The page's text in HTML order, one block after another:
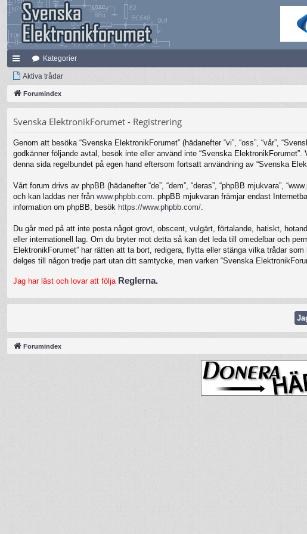
na
bb
ar
Kategorier
Aktiva trådar
Forumindex
Svenska ElektronikForumet - Registrering
Genom att besöka “Svenska ElektronikForumet” (hädanefter “vi”, “oss”, “vår”,
godkänner följande avtal, besök inte eller använd inte “Svenska
denna sida regelbundet på egen hand eftersom fortsatt användning av “Svenska
Vårt forum drivs av phpBB (hädanefter “de”, “dem”, “deras”, “phpBB mjukvara”,
och kan laddas ner från www.phpbb.com . phpBB mjukvaran främjar endast
information om phpBB, besök https://www.phpbb.com/
Du går med på att inte posta något grovt, obscent, vulgärt, förtalande, hatiskt,
eller internationell lag. Om du bryter mot detta så kan det leda till omedelbar och
ElektronikForumet” har rätten att ta bort, redigera, flytta eller stänga vilka trådar
delges till någon tredje part utan ditt samtycke, men varken “Svenska
Jag har läst och lovar att följa Reglerna.
Forumindex